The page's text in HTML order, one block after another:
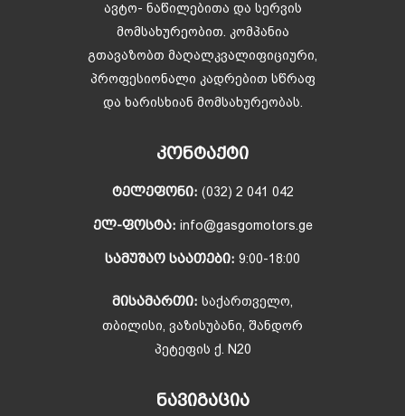
ავტო- ნაწილებითა და სერვის
მომსახურეობით. კომპანია
გთავაზობთ მაღალკვალიფიციური,
პროფესიონალი კადრებით სწრაფ
და ხარისხიან მომსახურეობას.
ᲙᲝᲜᲢᲐᲥᲢᲘ
ᲢᲔᲚᲔᲤᲝᲜᲘ: (032) 2 041 042
ᲔᲚ-ᲤᲝᲡᲢᲐ: info@gasgomotors.ge
ᲡᲐᲛᲣᲨᲐᲝ ᲡᲐᲐᲗᲔᲑᲘ: 9:00-18:00
ᲛᲘᲡᲐᲛᲐᲠᲗᲘ: საქართველო,
თბილისი, ვაზისუბანი, შანდორ
პეტეფის ქ. N20
ᲜᲐᲕᲘᲒᲐᲪᲘᲐ